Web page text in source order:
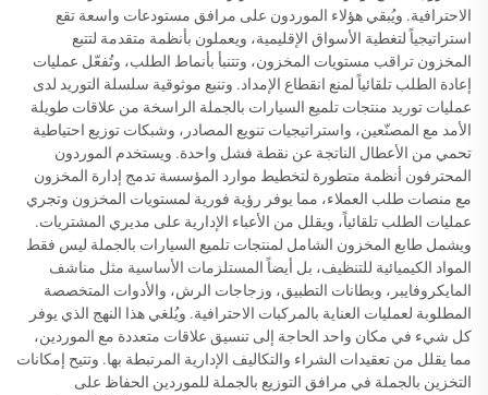
الاحترافية. ويُبقي هؤلاء الموردون على مرافق مستودعات واسعة تقع
استراتيجياً لتغطية الأسواق الإقليمية، ويعملون بأنظمة متقدمة لتتبع
المخزون تراقب مستويات المخزون، وتتنبأ بأنماط الطلب، وتُفعّل عمليات
إعادة الطلب تلقائياً لمنع انقطاع الإمداد. وتنبع موثوقية سلسلة التوريد لدى
عمليات توريد منتجات تلميع السيارات بالجملة الراسخة من علاقات طويلة
الأمد مع المصنّعين، واستراتيجيات تنويع المصادر، وشبكات توزيع احتياطية
تحمي من الأعطال الناتجة عن نقطة فشل واحدة. ويستخدم الموردون
المحترفون أنظمة متطورة لتخطيط موارد المؤسسة تدمج إدارة المخزون
مع منصات طلب العملاء، مما يوفر رؤية فورية لمستويات المخزون وتجري
عمليات الطلب تلقائياً، ويقلل من الأعباء الإدارية على مديري المشتريات.
ويشمل طابع المخزون الشامل لمنتجات تلميع السيارات بالجملة ليس فقط
المواد الكيميائية للتنظيف، بل أيضاً المستلزمات الأساسية مثل مناشف
المايكروفايبر، وبطانات التطبيق، وزجاجات الرش، والأدوات المتخصصة
المطلوبة لعمليات العناية بالمركبات الاحترافية. ويُلغي هذا النهج الذي يوفر
كل شيء في مكان واحد الحاجة إلى تنسيق علاقات متعددة مع الموردين،
مما يقلل من تعقيدات الشراء والتكاليف الإدارية المرتبطة بها. وتتيح إمكانات
التخزين بالجملة في مرافق التوزيع بالجملة للموردين الحفاظ على